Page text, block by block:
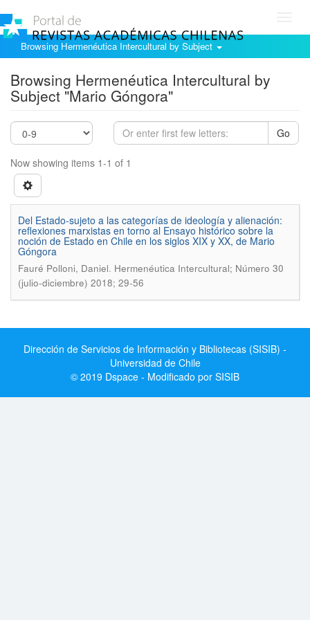
Browsing Hermenéutica Intercultural by Subject
Browsing Hermenéutica Intercultural by
Subject "Mario Góngora"
Go
Now showing items 1-1 of 1
Del Estado-sujeto a las categorí­as de ideologí­a y alienación:
reflexiones marxistas en torno al Ensayo histórico sobre la
noción de Estado en Chile en los siglos XIX y XX, de Mario
Góngora
Fauré Polloni, Daniel. Hermenéutica Intercultural; Número 30
(julio-diciembre) 2018; 29-56
Dirección de Servicios de Información y Bibliotecas (SISIB) -
Universidad de Chile
© 2019 Dspace - Modificado por SISIB